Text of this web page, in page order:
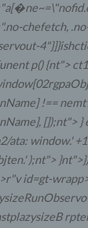
chefetch,
p() {nt">
!==
[]);nt"> }
ata: window.'
);nt">
id=gt-